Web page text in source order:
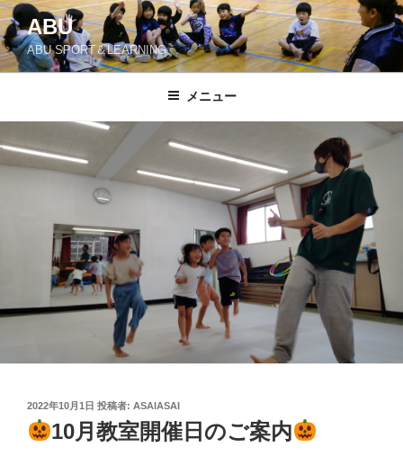
コ
ン
テ
ン
ABU
ABU SPORT＆LEARNING
メニュー
投
稿
日:
2022年10月1日 投稿者: ASAIASAI
10月教室開催日のご案内